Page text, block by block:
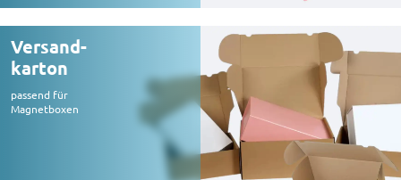
Versand-
karton
passend für
Magnetboxen